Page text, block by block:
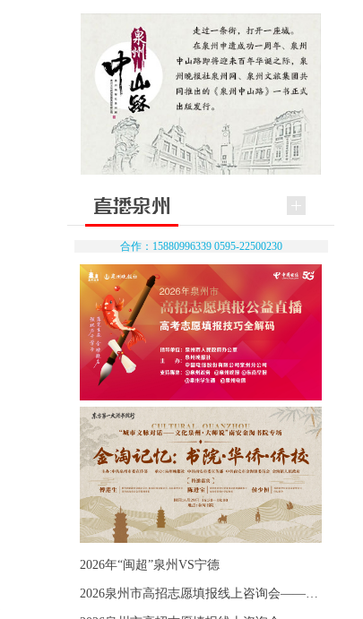
合作：15880996339 0595-22500230
2026年“闽超”泉州VS宁德